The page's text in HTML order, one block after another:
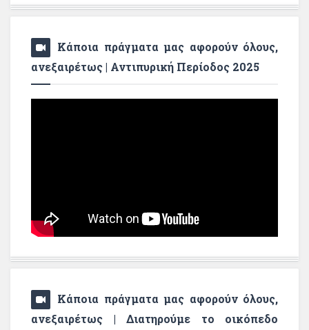
Κάποια πράγματα μας αφορούν όλους,
ανεξαιρέτως | Αντιπυρική Περίοδος 2025
Κάποια πράγματα μας αφορούν όλους,
ανεξαιρέτως | Διατηρούμε το οικόπεδο